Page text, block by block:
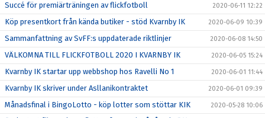
Succé för premiärträningen av flickfotboll 2020-06-11 12:22
Köp presentkort från kända butiker - stöd Kvarnby IK 2020-06-09 10:39
Sammanfattning av SvFF:s uppdaterade riktlinjer 2020-06-08 14:50
VÄLKOMNA TILL FLICKFOTBOLL 2020 I KVARNBY IK 2020-06-05 15:24
Kvarnby IK startar upp webbshop hos Ravelli No 1 2020-06-01 11:44
Kvarnby IK skriver under Asllanikontraktet 2020-06-01 09:39
Månadsfinal i BingoLotto - köp lotter som stöttar KIK 2020-05-28 10:06